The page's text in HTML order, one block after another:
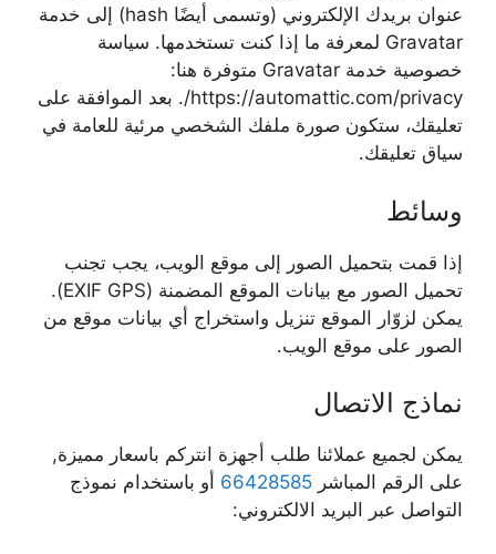
عنوان بريدك الإلكتروني (وتسمى أيضًا hash) إلى خدمة
Gravatar لمعرفة ما إذا كنت تستخدمها. سياسة
خصوصية خدمة Gravatar متوفرة هنا:
https://automattic.com/privacy/. بعد الموافقة على
تعليقك، ستكون صورة ملفك الشخصي مرئية للعامة في
سياق تعليقك.
وسائط
إذا قمت بتحميل الصور إلى موقع الويب، يجب تجنب
تحميل الصور مع بيانات الموقع المضمنة (EXIF GPS).
يمكن لزوّار الموقع تنزيل واستخراج أي بيانات موقع من
الصور على موقع الويب.
نماذج الاتصال
يمكن لجميع عملائنا طلب أجهزة انتركم باسعار مميزة,
على الرقم المباشر 66428585 أو باستخدام نموذج
التواصل عبر البريد الالكتروني: